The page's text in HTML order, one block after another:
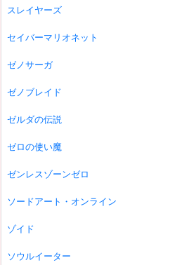
スレイヤーズ
セイバーマリオネット
ゼノサーガ
ゼノブレイド
ゼルダの伝説
ゼロの使い魔
ゼンレスゾーンゼロ
ソードアート・オンライン
ゾイド
ソウルイーター